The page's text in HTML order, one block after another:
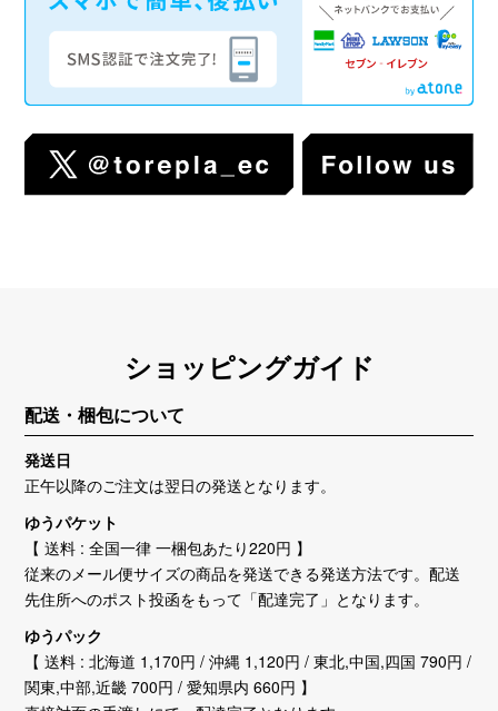
ショッピングガイド
配送・梱包について
発送日
正午以降のご注文は翌日の発送となります。
ゆうパケット
【 送料 : 全国一律 一梱包あたり220円 】
従来のメール便サイズの商品を発送できる発送方法です。配送
先住所へのポスト投函をもって「配達完了」となります。
ゆうパック
【 送料 : 北海道 1,170円 / 沖縄 1,120円 / 東北,中国,四国 790円 /
関東,中部,近畿 700円 / 愛知県内 660円 】